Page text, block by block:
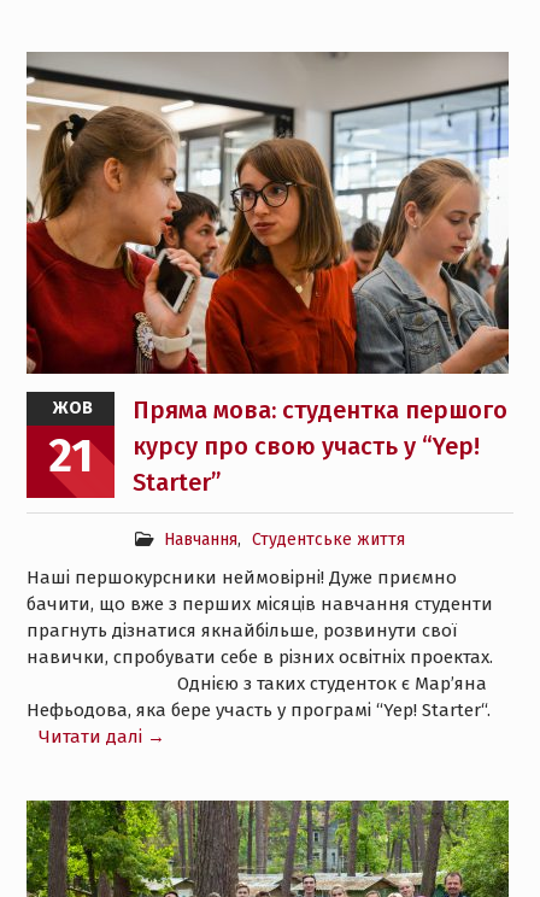
ЖОВ
21
Пряма мова: студентка першого
курсу про свою участь у “Yep!
Starter”
Навчання, Студентське життя
Наші першокурсники неймовірні! Дуже приємно
бачити, що вже з перших місяців навчання студенти
прагнуть дізнатися якнайбільше, розвинути свої
навички, спробувати себе в різних освітніх проектах.
⠀⠀⠀⠀⠀⠀⠀⠀⠀⠀⠀ Однією з таких студенток є Мар’яна
Нефьодова, яка бере участь у програмі “Yep! Starter“.
Читати далі →